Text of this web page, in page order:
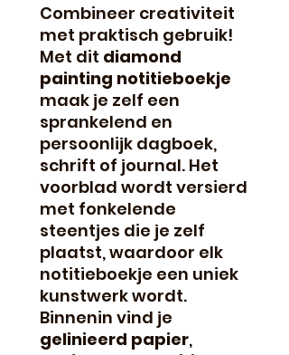
Combineer creativiteit
met praktisch gebruik!
Met dit diamond
painting notitieboekje
maak je zelf een
sprankelend en
persoonlijk dagboek,
schrift of journal. Het
voorblad wordt versierd
met fonkelende
steentjes die je zelf
plaatst, waardoor elk
notitieboekje een uniek
kunstwerk wordt.
Binnenin vind je
gelinieerd papier,